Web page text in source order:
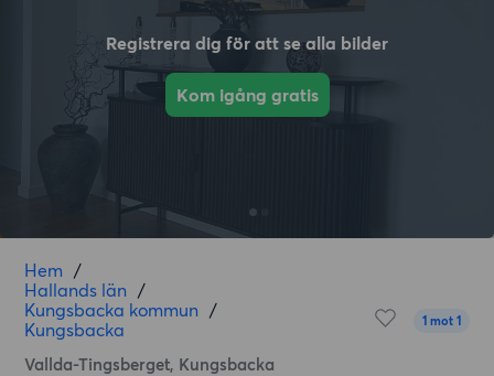
Registrera dig för att se alla bilder
Kom igång gratis
Hem /
Hallands län /
Kungsbacka kommun /
Kungsbacka
Vallda-Tingsberget, Kungsbacka
1 mot 1